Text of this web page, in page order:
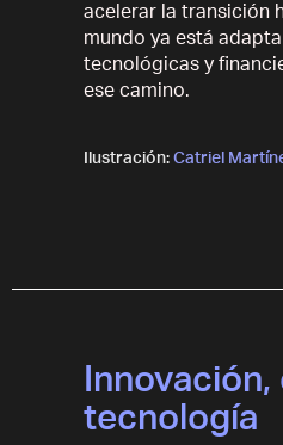
acelerar la transición
mundo ya está
tecnológicas y
ese camino.
Ilustración: Catriel
Innovación,
tecnología